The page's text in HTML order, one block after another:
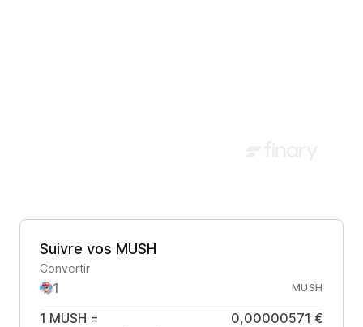
Suivre vos MUSH
Convertir
MUSH
1 MUSH = 0,00000571 €